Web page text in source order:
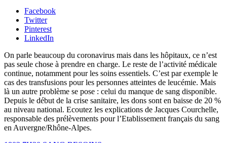
Facebook
Twitter
Pinterest
LinkedIn
On parle beaucoup du coronavirus mais dans les hôpitaux, ce n’est
pas seule chose à prendre en charge. Le reste de l’activité médicale
continue, notamment pour les soins essentiels. C’est par exemple le
cas des transfusions pour les personnes atteintes de leucémie. Mais
là un autre problème se pose : celui du manque de sang disponible.
Depuis le début de la crise sanitaire, les dons sont en baisse de 20 %
au niveau national. Ecoutez les explications de Jacques Courchelle,
responsable des prélèvements pour l’Etablissement français du sang
en Auvergne/Rhône-Alpes.